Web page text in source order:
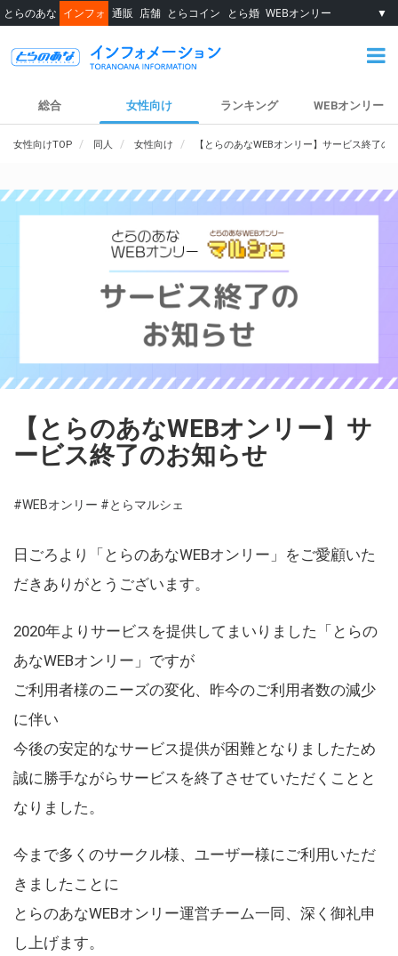
とらのあな インフォ 通販 店舗 とらコイン とら婚 WEBオンリー ▼
総合 女性向け ランキング WEBオンリー
女性向けTOP 同人 女性向け 【とらのあなWEBオンリー】サービス終了の
【とらのあなWEBオンリー】サ
ービス終了のお知らせ
#WEBオンリー #とらマルシェ
日ごろより「とらのあなWEBオンリー」をご愛顧いた
だきありがとうございます。
2020年よりサービスを提供してまいりました「とらの
あなWEBオンリー」ですが
ご利用者様のニーズの変化、昨今のご利用者数の減少
に伴い
今後の安定的なサービス提供が困難となりましたため
誠に勝手ながらサービスを終了させていただくことと
なりました。
今まで多くのサークル様、ユーザー様にご利用いただ
きましたことに
とらのあなWEBオンリー運営チーム一同、深く御礼申
し上げます。